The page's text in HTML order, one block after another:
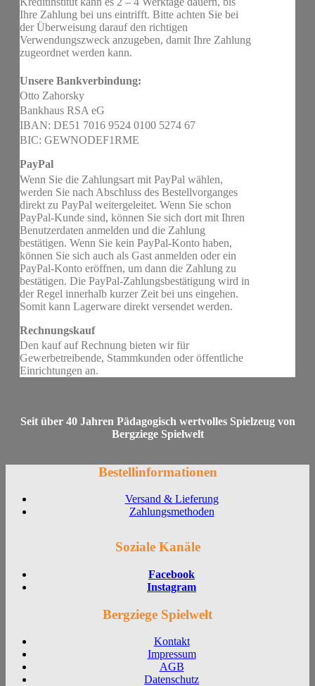
Ihre Zahlung bei uns eintrifft. Bitte achten Sie bei
der Überweisung darauf den richtigen
Verwendungszweck anzugeben, damit Ihre Zahlung
zugeordnet werden kann.
Unsere Bankverbindung:
Otto Zahorsky
Bankhaus RSA eG
IBAN: DE51 7016 9524 0100 5274 67
BIC: GEWNODEF1RME
PayPal
Wenn Sie die Zahlungsart mit PayPal wählen,
werden Sie nach Abschluss des Bestellvorganges
direkt zu PayPal weitergeleitet. Wenn Sie schon
PayPal-Kunde sind, können Sie sich dort mit Ihren
Benutzerdaten anmelden und die Zahlung
bestätigen. Wenn Sie kein PayPal-Konto haben,
können Sie sich auch als Gast anmelden oder ein
PayPal-Konto eröffnen, um dann die Zahlung zu
bestätigen. Die PayPal-Zahlungsbestätigung wird in
der Regel innerhalb kurzer Zeit bei uns eingehen.
Somit kann Lagerware direkt versendet werden.
Rechnungskauf
Den kauf auf Rechnung bieten wir für
Gewerbetreibende, Stammkunden oder öffentliche
Einrichtungen an.
Seit über 40 Jahren Pädagogisch wertvolles Spielzeug von
Bergziege Spielwelt
Bestellinformationen
Versand & Lieferung
Zahlungsmethoden
Soziale Kanäle
Facebook
Instagram
Bergziege Spielwelt
Kontakt
Impressum
AGB
Datenschutz